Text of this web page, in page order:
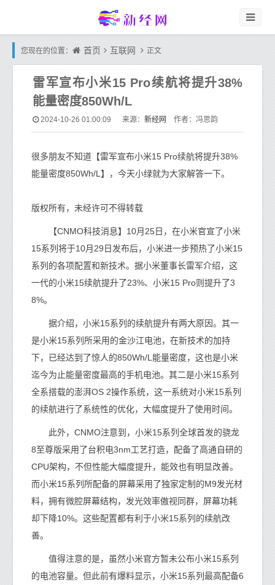
您现在的位置： 首页 互联网 正文
雷军宣布小米15 Pro续航将提升38%
能量密度850Wh/L
2024-10-26 01:00:09 来源： 新经网 作者：冯思韵
很多朋友不知道【雷军宣布小米15 Pro续航将提升38%
能量密度850Wh/L】，今天小绿就为大家解答一下。
版权所有，未经许可不得转载
【CNMO科技消息】10月25日，在小米官宣了小米
15系列将于10月29日发布后，小米进一步预热了小米15
系列的各项配置和新技术。据小米董事长雷军介绍，这
一代的小米15续航提升了23%、小米15 Pro则提升了3
8%。
据介绍，小米15系列的续航提升有两大原因。其一
是小米15系列所采用的金沙江电池，在新技术的加持
下，已经达到了惊人的850Wh/L能量密度，这也是小米
迄今为止能量密度最高的手机电池。其二是小米15系列
全系搭载的澎湃OS 2操作系统，这一系统对小米15系列
的续航进行了系统性的优化，大幅度提升了使用时间。
此外，CNMO注意到，小米15系列全球首发的骁龙
8至尊版采用了台积电3nm工艺打造，配备了高通自研的
CPU架构，不但性能大幅度提升，能效也有明显改善。
而小米15系列所配备的屏幕采用了独家定制的M9发光材
料，拥有微腔屏幕结构，发光效率傲视同群，屏幕功耗
却下降10%。这些配置都有利于小米15系列的续航改
善。
值得注意的是，虽然小米官方暂未公布小米15系列
的电池容量。但此前有爆料显示，小米15系列最高配备6